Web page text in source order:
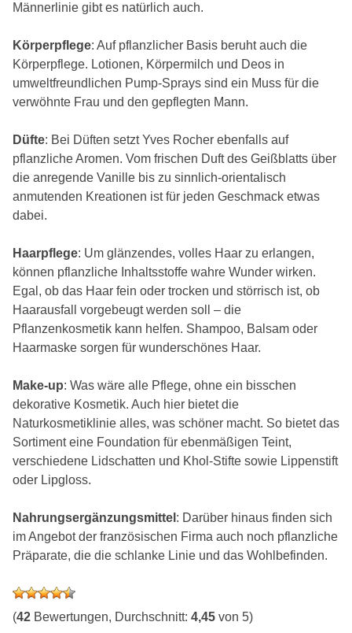
Männerlinie gibt es natürlich auch.
Körperpflege: Auf pflanzlicher Basis beruht auch die
Körperpflege. Lotionen, Körpermilch und Deos in
umweltfreundlichen Pump-Sprays sind ein Muss für die
verwöhnte Frau und den gepflegten Mann.
Düfte: Bei Düften setzt Yves Rocher ebenfalls auf
pflanzliche Aromen. Vom frischen Duft des Geißblatts über
die anregende Vanille bis zu sinnlich-orientalisch
anmutenden Kreationen ist für jeden Geschmack etwas
dabei.
Haarpflege: Um glänzendes, volles Haar zu erlangen,
können pflanzliche Inhaltsstoffe wahre Wunder wirken.
Egal, ob das Haar fein oder trocken und störrisch ist, ob
Haarausfall vorgebeugt werden soll – die
Pflanzenkosmetik kann helfen. Shampoo, Balsam oder
Haarmaske sorgen für wunderschönes Haar.
Make-up: Was wäre alle Pflege, ohne ein bisschen
dekorative Kosmetik. Auch hier bietet die
Naturkosmetiklinie alles, was schöner macht. So bietet das
Sortiment eine Foundation für ebenmäßigen Teint,
verschiedene Lidschatten und Khol-Stifte sowie Lippenstift
oder Lipgloss.
Nahrungsergänzungsmittel : Darüber hinaus finden sich
im Angebot der französischen Firma auch noch pflanzliche
Präparate, die die schlanke Linie und das Wohlbefinden.
(42 Bewertungen, Durchschnitt: 4,45 von 5)